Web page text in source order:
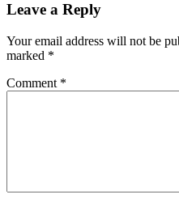
Leave a Reply
Your email address will not be
marked *
Comment *